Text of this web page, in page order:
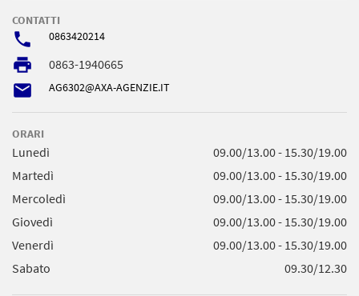
CONTATTI
phone 0863420214
local_printshop 0863-1940665
email AG6302@AXA-AGENZIE.IT
ORARI
Lunedì
Martedì
Mercoledì
Giovedì
Venerdì
Sabato
09.00/13.00 - 15.30/19.00
09.00/13.00 - 15.30/19.00
09.00/13.00 - 15.30/19.00
09.00/13.00 - 15.30/19.00
09.00/13.00 - 15.30/19.00
09.30/12.30